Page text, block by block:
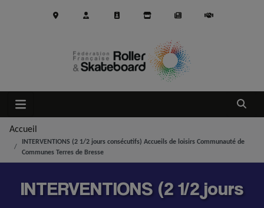
Ouvrir
Accueil
INTERVENTIONS (2 1/2 jours consécutifs) Accueils de loisirs Communauté de
Communes Terres de Bresse
INTERVENTIONS (2 1/2 jours